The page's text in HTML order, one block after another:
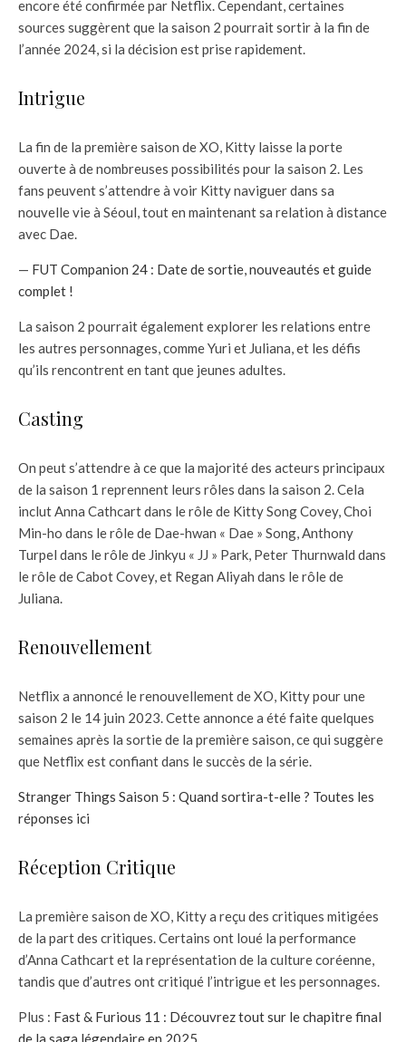
encore été confirmée par Netflix. Cependant, certaines
sources suggèrent que la saison 2 pourrait sortir à la fin de
l’année 2024, si la décision est prise rapidement.
Intrigue
La fin de la première saison de XO, Kitty laisse la porte
ouverte à de nombreuses possibilités pour la saison 2. Les
fans peuvent s’attendre à voir Kitty naviguer dans sa
nouvelle vie à Séoul, tout en maintenant sa relation à distance
avec Dae.
— FUT Companion 24 : Date de sortie, nouveautés et guide
complet !
La saison 2 pourrait également explorer les relations entre
les autres personnages, comme Yuri et Juliana, et les défis
qu’ils rencontrent en tant que jeunes adultes.
Casting
On peut s’attendre à ce que la majorité des acteurs principaux
de la saison 1 reprennent leurs rôles dans la saison 2. Cela
inclut Anna Cathcart dans le rôle de Kitty Song Covey, Choi
Min-ho dans le rôle de Dae-hwan « Dae » Song, Anthony
Turpel dans le rôle de Jinkyu « JJ » Park, Peter Thurnwald dans
le rôle de Cabot Covey, et Regan Aliyah dans le rôle de
Juliana.
Renouvellement
Netflix a annoncé le renouvellement de XO, Kitty pour une
saison 2 le 14 juin 2023. Cette annonce a été faite quelques
semaines après la sortie de la première saison, ce qui suggère
que Netflix est confiant dans le succès de la série.
Stranger Things Saison 5 : Quand sortira-t-elle ? Toutes les
réponses ici
Réception Critique
La première saison de XO, Kitty a reçu des critiques mitigées
de la part des critiques. Certains ont loué la performance
d’Anna Cathcart et la représentation de la culture coréenne,
tandis que d’autres ont critiqué l’intrigue et les personnages.
Plus : Fast & Furious 11 : Découvrez tout sur le chapitre final
de la saga légendaire en 2025